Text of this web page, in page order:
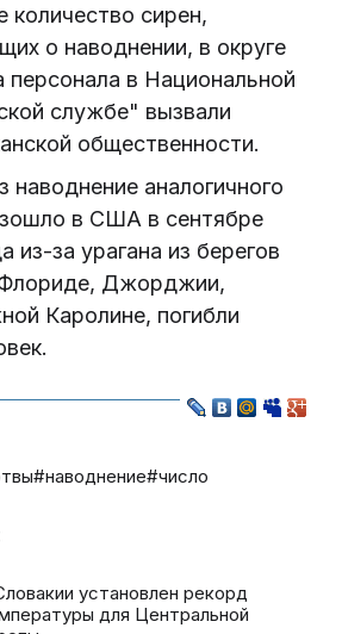
количество сирен,
о наводнении, в округе
персонала в Национальной
службе" вызвали
общественности.
наводнение аналогичного
в США в сентябре
из-за урагана из берегов
Джорджии,
Каролине, погибли
#наводнение#число
установлен рекорд
для Центральной